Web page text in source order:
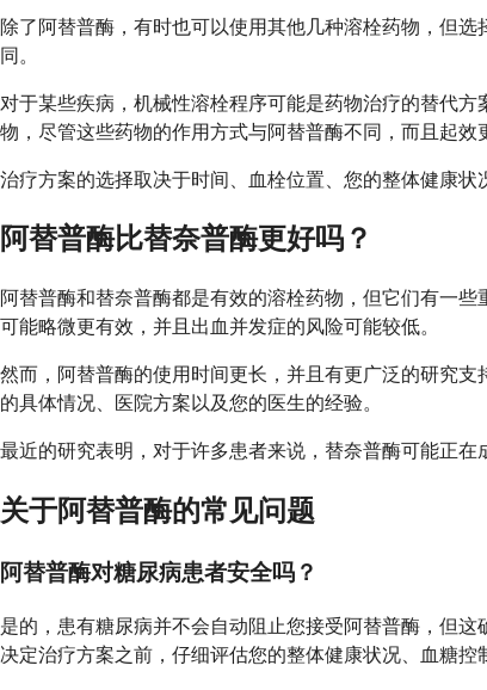
除了阿替普酶，有时也可以使用其他几种溶栓药物，但
同。
对于某些疾病，机械性溶栓程序可能是药物治疗的替代
物，尽管这些药物的作用方式与阿替普酶不同，而且起效
治疗方案的选择取决于时间、血栓位置、您的整体健康
阿替普酶比替奈普酶更好吗？
阿替普酶和替奈普酶都是有效的溶栓药物，但它们有一
可能略微更有效，并且出血并发症的风险可能较低。
然而，阿替普酶的使用时间更长，并且有更广泛的研究
的具体情况、医院方案以及您的医生的经验。
最近的研究表明，对于许多患者来说，替奈普酶可能正
关于阿替普酶的常见问题
阿替普酶对糖尿病患者安全吗？
是的，患有糖尿病并不会自动阻止您接受阿替普酶，但
决定治疗方案之前，仔细评估您的整体健康状况、血糖控